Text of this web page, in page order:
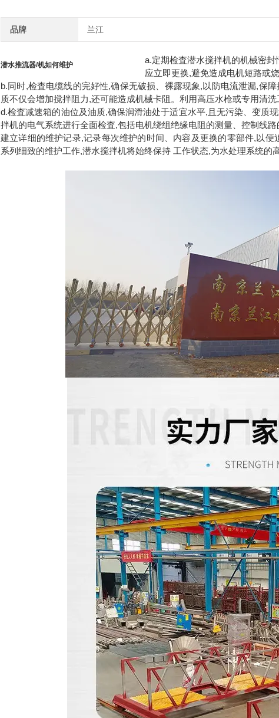
品牌 兰江
潜水推流器/机如何维护
a.定期检査潜水搅拌机的机械密
应立即更换,避免造成电机短路或烧
b.同时,检査电缆线的完好性,确保无破损、裸露现象,以防电流泄漏,保
质不仅会增加搅拌阻力,还可能造成机械卡阻。利用高压水枪或专用清
d.检査减速箱的油位及油质,确保润滑油处于适宜水平,且无污染、变质
拌机的电气系统进行全面检査,包括电机绕组绝缘电阻的测量、控制线
建立详细的维护记录,记录每次维护的时间、内容及更换的零部件,以
系列细致的维护工作,潜水搅拌机将始终保持 工作状态,为水处理系统的